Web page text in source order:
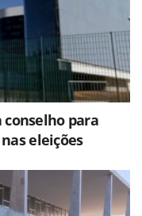
para
eleições